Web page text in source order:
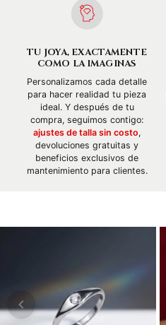
TU JOYA, EXACTAMENTE
COMO LA IMAGINAS
Personalizamos cada detalle
para hacer realidad tu pieza
ideal. Y después de tu
compra, seguimos contigo:
ajustes de talla sin costo,
devoluciones gratuitas y
beneficios exclusivos de
mantenimiento para clientes.